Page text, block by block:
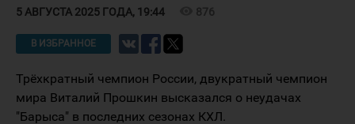
5 АВГУСТА 2025 ГОДА, 19:44 876
В ИЗБРАННОЕ
Трёхкратный чемпион России, двукратный чемпион
мира Виталий Прошкин высказался о неудачах
"Барыса" в последних сезонах КХЛ.